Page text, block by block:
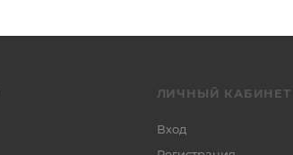
ЛИЧНЫЙ КАБИНЕТ
Вход